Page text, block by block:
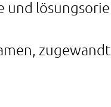
und